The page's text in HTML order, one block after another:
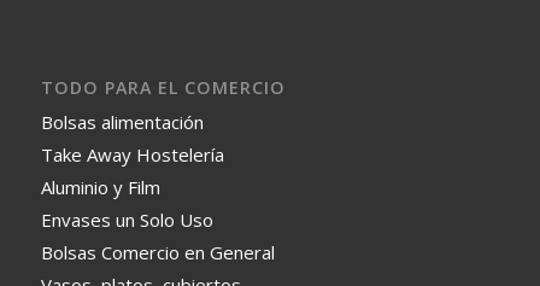
TODO PARA EL COMERCIO
Bolsas alimentación
Take Away Hostelería
Aluminio y Film
Envases un Solo Uso
Bolsas Comercio en General